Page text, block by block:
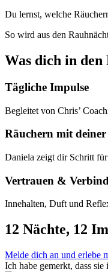
Du lernst, welche
So wird aus den
Was dich in
Tägliche Impulse
Begleitet von Chris’
Räuchern mit
Daniela zeigt dir Schritt
Vertrauen &
Innehalten, Duft und
12 Nächte, 12
Melde dich an und erlebe
Ich habe gemerkt, dass